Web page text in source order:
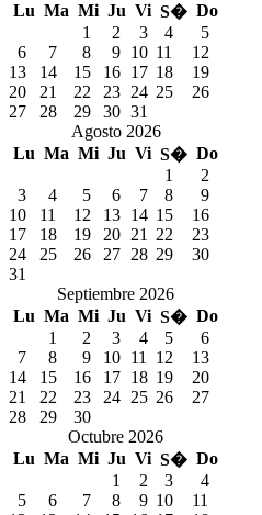
Lu Ma Mi Ju Vi S� Do
1
2 3 4
5
6
7 8 9 10 11
12
13
14 15 16 17 18
19
20
21 22 23 24 25
26
27
28 29 30 31
Agosto 2026
Lu Ma Mi Ju Vi S� Do
1
2
3
4 5 6 7 8
9
10
11 12 13 14 15
16
17
18 19 20 21 22
23
24
25 26 27 28 29
30
31
Septiembre 2026
Lu Ma Mi Ju Vi S� Do
1
2 3 4 5
6
7
8 9 10 11 12
13
14
15 16 17 18 19
20
21
22 23 24 25 26
27
28
29
30
Octubre 2026
Lu Ma Mi Ju Vi S� Do
1
2 3
4
5
6 7 8 9 10
11